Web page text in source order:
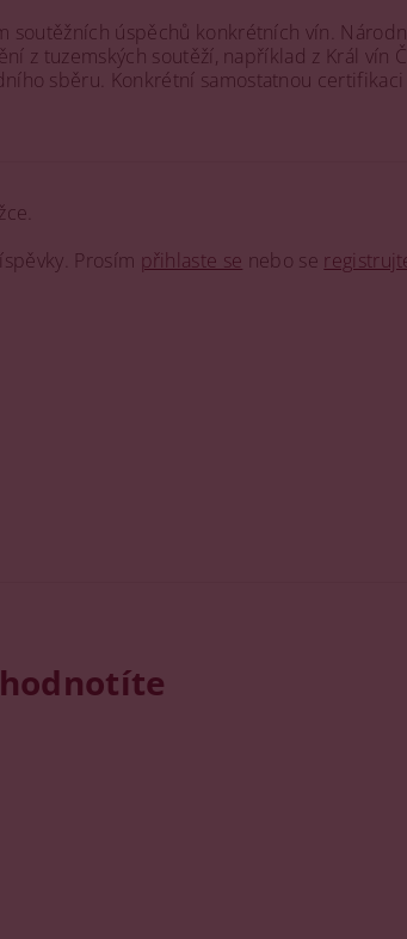
úspěchů konkrétních vín.
z tuzemských soutěží, například z Král vín
sběru. Konkrétní samostatnou
Prosím přihlaste se nebo se